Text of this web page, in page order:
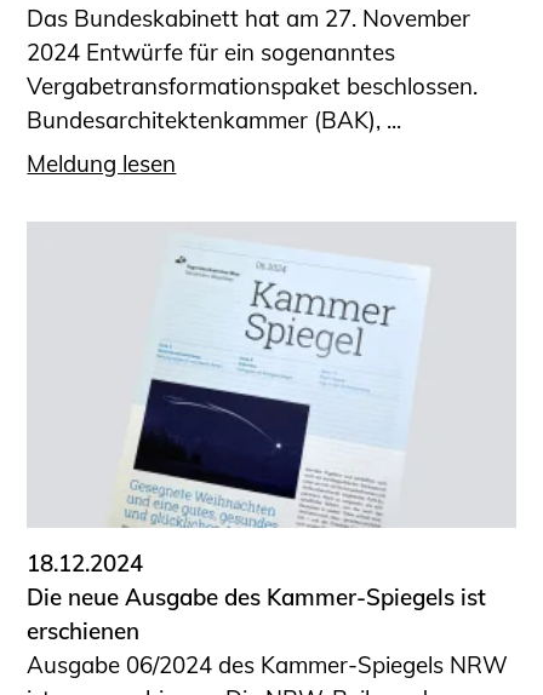
Das Bundeskabinett hat am 27. November
2024 Entwürfe für ein sogenanntes
Vergabetransformationspaket beschlossen.
Bundesarchitektenkammer (BAK), ...
Meldung lesen
18.12.2024
Die neue Ausgabe des Kammer-Spiegels ist
erschienen
Ausgabe 06/2024 des Kammer-Spiegels NRW